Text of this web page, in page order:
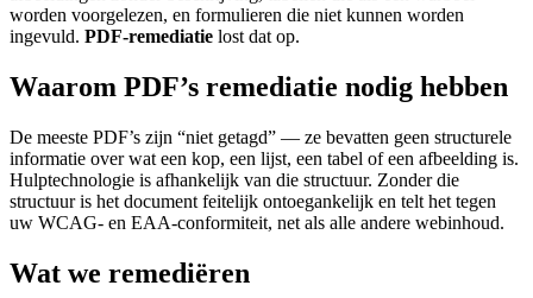
worden voorgelezen, en formulieren die niet kunnen worden
ingevuld. PDF-remediatie lost dat op.
Waarom PDF’s remediatie nodig hebben
De meeste PDF’s zijn “niet getagd” — ze bevatten geen structurele
informatie over wat een kop, een lijst, een tabel of een afbeelding is.
Hulptechnologie is afhankelijk van die structuur. Zonder die
structuur is het document feitelijk ontoegankelijk en telt het tegen
uw WCAG- en EAA-conformiteit, net als alle andere webinhoud.
Wat we remediëren